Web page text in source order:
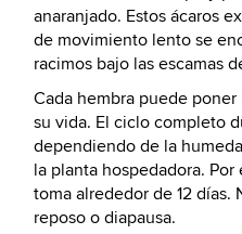
anaranjado. Estos ácaros
de movimiento lento se
racimos bajo las escamas
Cada hembra puede
su vida. El ciclo completo
dependiendo de la
la planta hospedadora. Por
toma alrededor de 12 días.
reposo o diapausa.